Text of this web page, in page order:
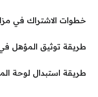
خطوات الاشتراك في
طريقة توثيق المؤهل
طريقة استبدال لوحة